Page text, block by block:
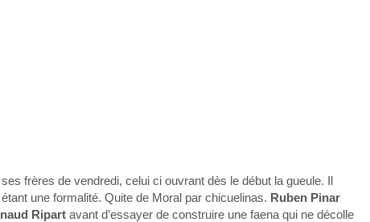
frères de vendredi, celui ci ouvrant dès le début la gueule. Il
une formalité. Quite de Moral par chicuelinas. Ruben Pinar
Ripart avant d’essayer de construire une faena qui ne décolle